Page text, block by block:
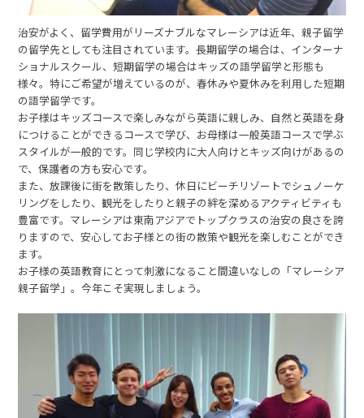
治安がよく、留学費用がリーズナブルなマレーシアは近年、親子留学
の留学先としても注目されています。長期留学の場合は、インターナ
ショナルスクール、短期留学の場合はキッズの語学留学と形態も
様々。特にご希望が増えているのが、春休みや夏休みを利用した短期
の語学留学です。
お子様はキッズコースで楽しみながら英語に親しみ、自然と英語を身
につけることができるコースで学び、お母様は一般英語コースで学ぶ
スタイルが一般的です。同じ学校内に大人向けとキッズ向けがあるの
で、保護者の方も安心です。
また、放課後に街を散策したり、休日にビーチリゾートでシュノーケ
リングをしたり、観光をしたりと親子の絆を深めるアクティビティも
豊富です。マレーシアは東南アジアでトップクラスの治安の良さを誇
りますので、安心してお子様との街の散策や観光を楽しむことができ
ます。
お子様の英語教育にとって刺激になること間違いなしの「マレーシア
親子留学」。今年こそ実現しましょう。